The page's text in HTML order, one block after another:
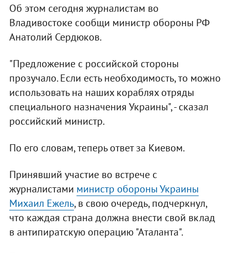
Об этом сегодня журналистам во
Владивостоке сообщи министр обороны РФ
Анатолий Сердюков.
"Предложение с российской стороны
прозучало. Если есть необходимость, то можно
использовать на наших кораблях отряды
специального назначения Украины", - сказал
российский министр.
По его словам, теперь ответ за Киевом.
Принявший участие во встрече с
журналистами министр обороны Украины
Михаил Ежель, в свою очередь, подчеркнул,
что каждая страна должна внести свой вклад
в антипиратскую операцию "Аталанта".